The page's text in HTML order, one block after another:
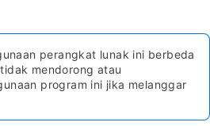
perangkat lunak ini berbeda
mendorong atau
program ini jika melanggar